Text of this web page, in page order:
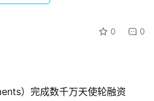
0 0
）完成数千万天使轮融资